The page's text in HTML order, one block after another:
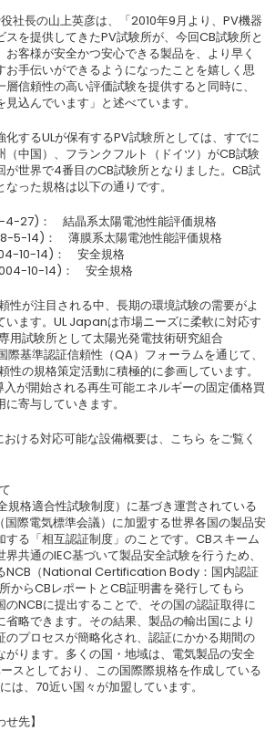
社長の山上英彦は、「2010年9月より、PV機器
を提供してきたPV試験所が、今回CB試験所と
お客様が安全かつ安心できる製品を、より早く
お手伝いができるようになったことを嬉しく思
信頼性の高い評価試験を提供すると同時に、
込んでいます」と述べています。
するULが保有するPV試験所としては、すでに
（中国）、フランクフルト（ドイツ）がCB試験
が世界で4番目のCB試験所となりました。CB試
った規格は以下の通りです。
4-27)： 結晶系太陽電池性能評価規格
5-14)： 薄膜系太陽電池性能評価規格
10-14)： 安全規格
10-14)： 安全規格
性が注目される中、長期の環境試験の需要がよ
います。UL Japanは市場ニーズに柔軟に対応す
用試験所として太陽光発電技術研究組合
際基準認証信頼性（QA）フォーラムを通じて、
性の規格策定活動に積極的に参画しています。
入が開始される再生可能エネルギーの固定価格買
寄与していきます。
ける対応可能な設備概要は、こちら をご覧く
規格適合性試験制度）に基づき運営されている
国際電気標準会議）に加盟する世界各国の製品安
する「相互認証制度」のことです。CBスキーム
共通のIEC基づいて製品安全試験を行うため、
NCB（National Certification Body：国内認証
からCBレポートとCB証明書を発行してもら
のNCBに提出することで、その国の認証取得に
略できます。その結果、製品の輸出国により
のプロセスが簡略化され、認証にかかる期間の
がります。多くの国・地域は、電気製品の安全
スとしており、この国際際規格を作成している
は、70近い国々が加盟しています。
先】